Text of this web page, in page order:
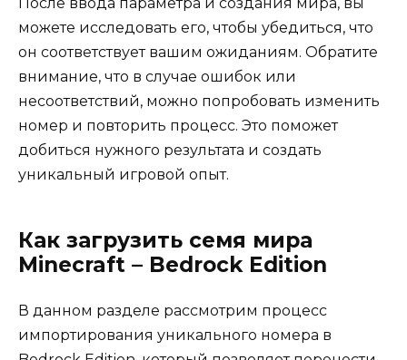
После ввода параметра и создания мира, вы
можете исследовать его, чтобы убедиться, что
он соответствует вашим ожиданиям. Обратите
внимание, что в случае ошибок или
несоответствий, можно попробовать изменить
номер и повторить процесс. Это поможет
добиться нужного результата и создать
уникальный игровой опыт.
Как загрузить семя мира
Minecraft – Bedrock Edition
В данном разделе рассмотрим процесс
импортирования уникального номера в